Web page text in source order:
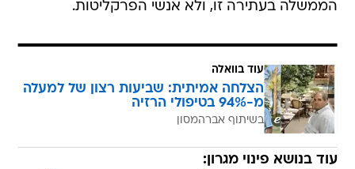
הממשלה בעתירה זו, ולא אנשי הפרקליטות.
עוד בוואלה
הצלחה אמיתית: שביעות רצון של למעלה
מ-94% בטיפולי הרזיה
בשיתוף אברהמסון
עוד בנושא פינוי מגרון: